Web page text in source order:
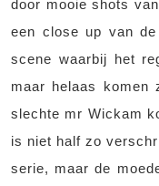
door mooie shots
een close up van
scene waarbij het
maar helaas komen
slechte mr Wickam
is niet half zo
serie, maar de